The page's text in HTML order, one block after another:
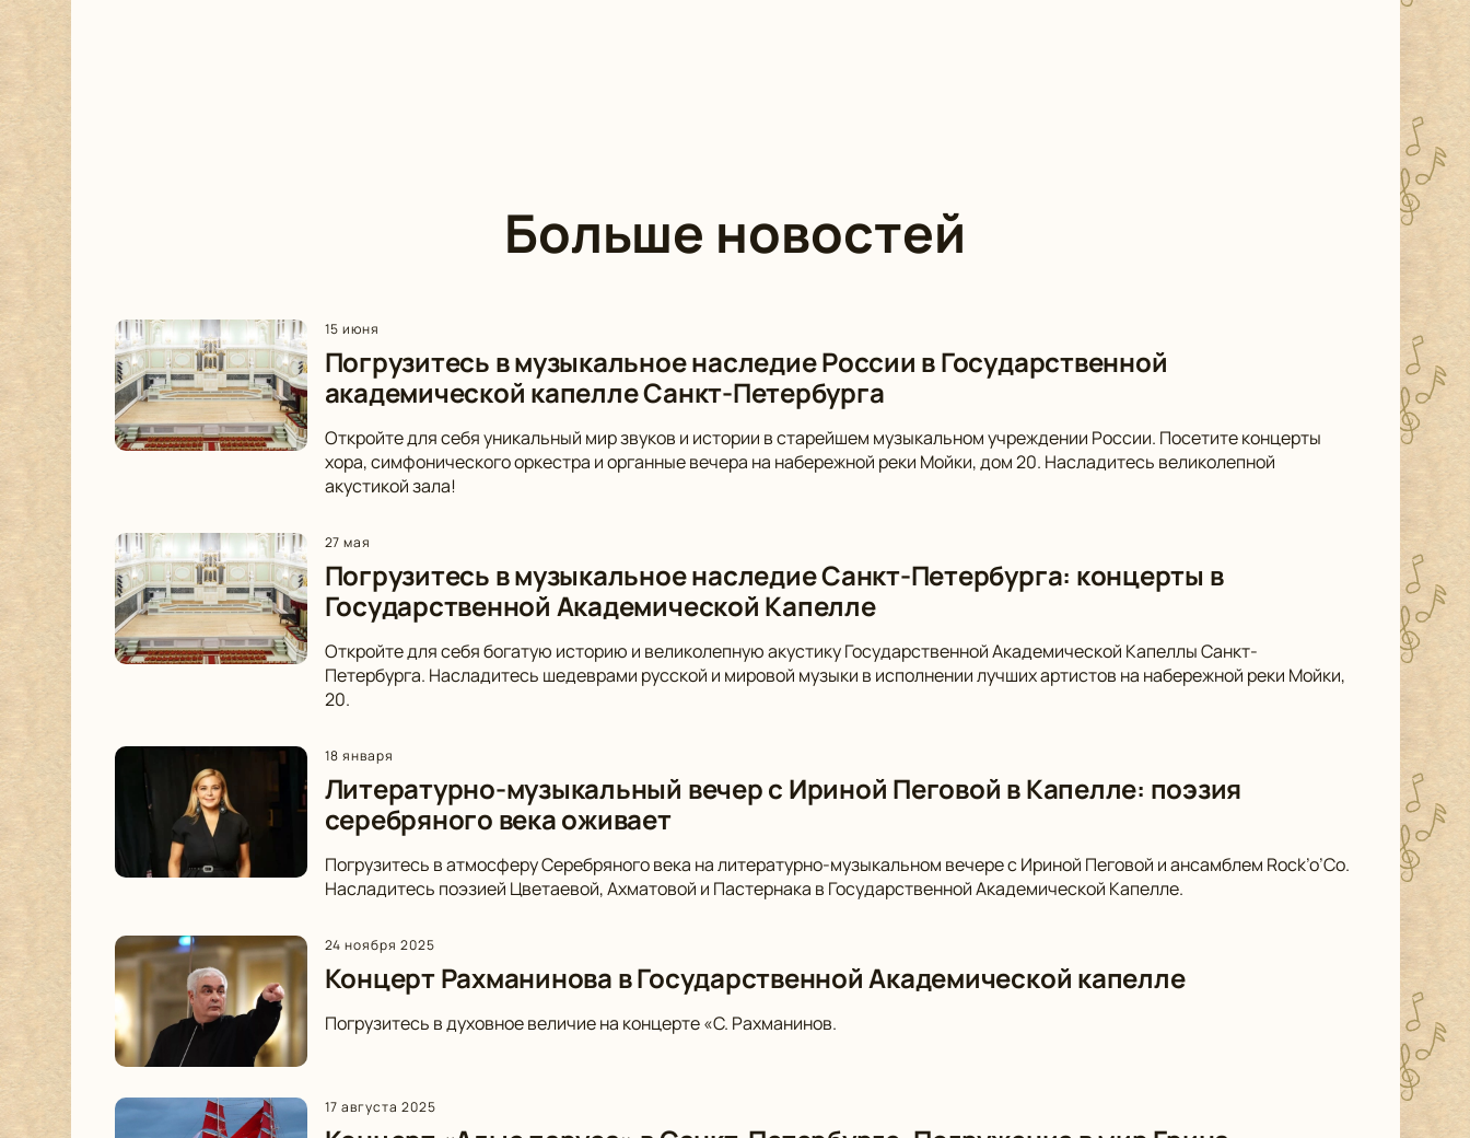
Больше новостей
15 июня
Погрузитесь в музыкальное наследие России в Государственной
академической капелле Санкт-Петербурга
Откройте для себя уникальный мир звуков и истории в старейшем музыкальном учреждении России. Посетите концерты
хора, симфонического оркестра и органные вечера на набережной реки Мойки, дом 20. Насладитесь великолепной
акустикой зала!
27 мая
Погрузитесь в музыкальное наследие Санкт-Петербурга: концерты в
Государственной Академической Капелле
Откройте для себя богатую историю и великолепную акустику Государственной Академической Капеллы Санкт-
Петербурга. Насладитесь шедеврами русской и мировой музыки в исполнении лучших артистов на набережной реки Мойки,
20.
18 января
Литературно-музыкальный вечер с Ириной Пеговой в Капелле: поэзия
серебряного века оживает
Погрузитесь в атмосферу Серебряного века на литературно-музыкальном вечере с Ириной Пеговой и ансамблем Rock’o’Co.
Насладитесь поэзией Цветаевой, Ахматовой и Пастернака в Государственной Академической Капелле.
24 ноября 2025
Концерт Рахманинова в Государственной Академической капелле
Погрузитесь в духовное величие на концерте «С. Рахманинов.
17 августа 2025